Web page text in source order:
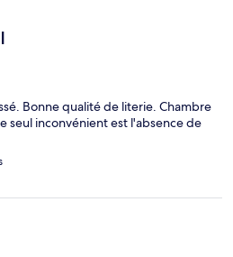
Bonne qualité de literie. Chambre
seul inconvénient est l'absence de